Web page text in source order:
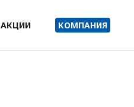
АКЦИИ КОМПАНИЯ